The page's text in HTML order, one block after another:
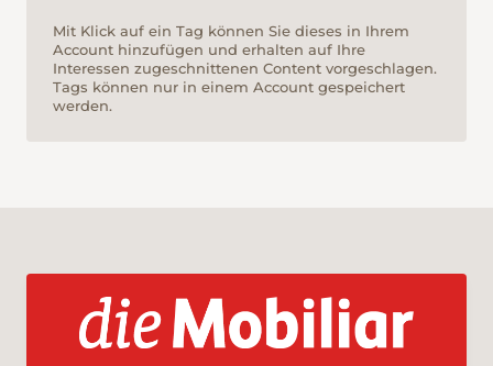
Mit Klick auf ein Tag können Sie dieses in Ihrem
Account hinzufügen und erhalten auf Ihre
Interessen zugeschnittenen Content vorgeschlagen.
Tags können nur in einem Account gespeichert
werden.